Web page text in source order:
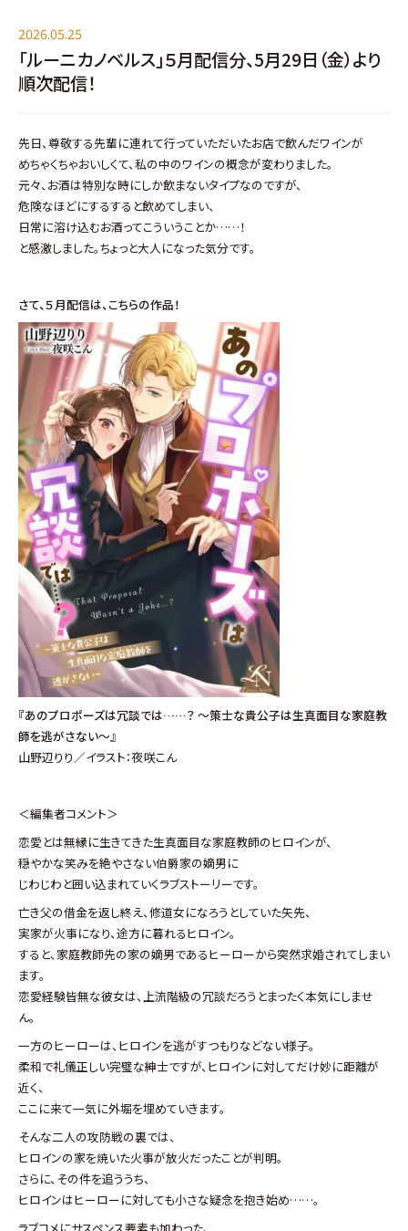
2026.05.25
「ルーニカノベルス」５月配信分、5月29日（金）より
順次配信！
先日、尊敬する先輩に連れて行っていただいたお店で飲んだワインが
めちゃくちゃおいしくて、私の中のワインの概念が変わりました。
元々、お酒は特別な時にしか飲まないタイプなのですが、
危険なほどにするすると飲めてしまい、
日常に溶け込むお酒ってこういうことか……！
と感激しました。ちょっと大人になった気分です。
さて、５月配信は、こちらの作品！
『あのプロポーズは冗談では……？ ～策士な貴公子は生真面目な家庭教
師を逃がさない～』
山野辺りり／イラスト：夜咲こん
＜編集者コメント＞
恋愛とは無縁に生きてきた生真面目な家庭教師のヒロインが、
穏やかな笑みを絶やさない伯爵家の嫡男に
じわじわと囲い込まれていくラブストーリーです。
亡き父の借金を返し終え、修道女になろうとしていた矢先、
実家が火事になり、途方に暮れるヒロイン。
すると、家庭教師先の家の嫡男であるヒーローから突然求婚されてしまい
ます。
恋愛経験皆無な彼女は、上流階級の冗談だろうとまったく本気にしませ
ん。
一方のヒーローは、ヒロインを逃がすつもりなどない様子。
柔和で礼儀正しい完璧な紳士ですが、ヒロインに対してだけ妙に距離が
近く、
ここに来て一気に外堀を埋めていきます。
そんな二人の攻防戦の裏では、
ヒロインの家を焼いた火事が放火だったことが判明。
さらに、その件を追ううち、
ヒロインはヒーローに対しても小さな疑念を抱き始め……。